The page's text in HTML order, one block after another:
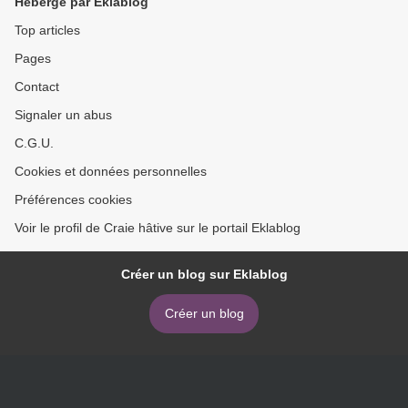
Top articles
Pages
Contact
Signaler un abus
C.G.U.
Cookies et données personnelles
Préférences cookies
Voir le profil de Craie hâtive sur le portail Eklablog
Créer un blog sur Eklablog
Créer un blog